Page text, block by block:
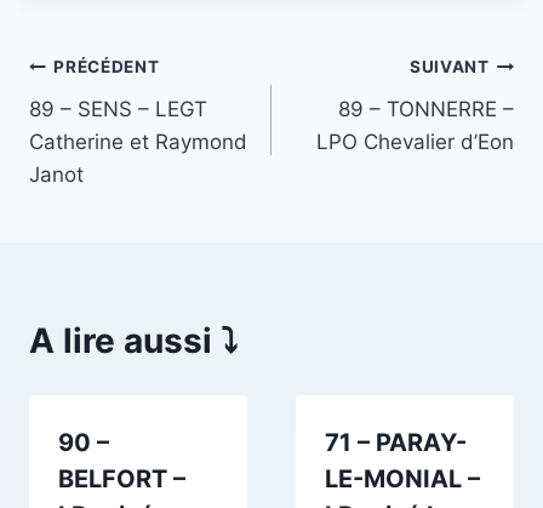
Navigation
de
l’article
PRÉCÉDENT
89 – SENS – LEGT
Catherine et Raymond
Janot
SUIVANT
89 – TONNERRE –
LPO Chevalier d’Eon
A lire aussi ⤵️
90 –
BELFORT –
71 – PARAY-
LE-MONIAL –